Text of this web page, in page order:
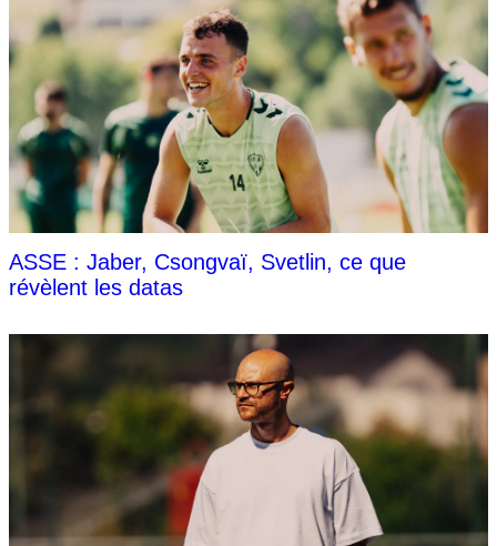
ASSE : Jaber, Csongvaï, Svetlin, ce que
révèlent les datas